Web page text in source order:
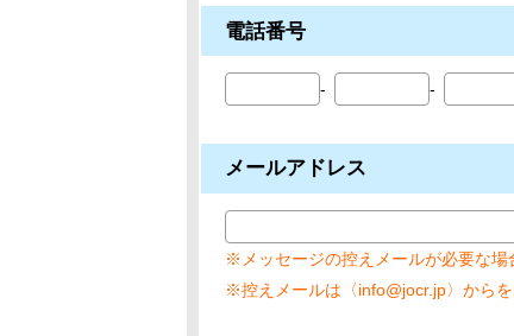
電話番号
メールアドレス
※メッセージの控えメールが必要な場
※控えメールは〈info@jocr.jp〉から